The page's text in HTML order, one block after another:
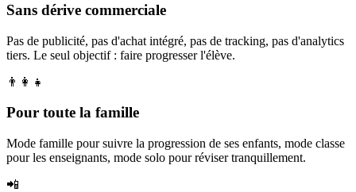
Sans dérive commerciale
Pas de publicité, pas d'achat intégré, pas de tracking, pas d'analytics
tiers. Le seul objectif : faire progresser l'élève.
👨‍👩‍👧
Pour toute la famille
Mode famille pour suivre la progression de ses enfants, mode classe
pour les enseignants, mode solo pour réviser tranquillement.
📲